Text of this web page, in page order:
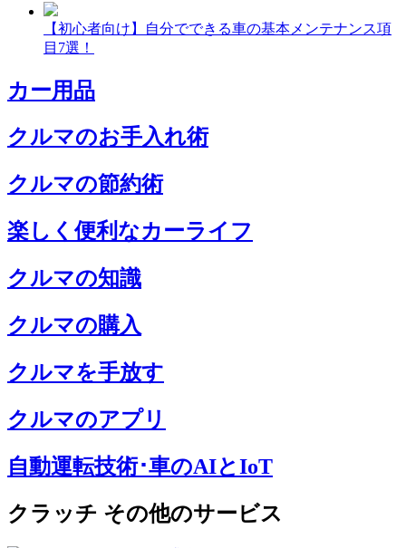
【初心者向け】自分でできる車の基本メンテナンス項
目7選！
カー用品
クルマのお手入れ術
クルマの節約術
楽しく便利なカーライフ
クルマの知識
クルマの購入
クルマを手放す
クルマのアプリ
自動運転技術･車のAIとIoT
クラッチ その他のサービス